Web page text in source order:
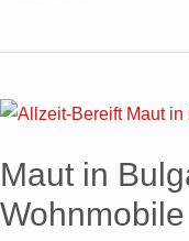
Maut in
Maut
Bulgarien
für
Wohnmobile